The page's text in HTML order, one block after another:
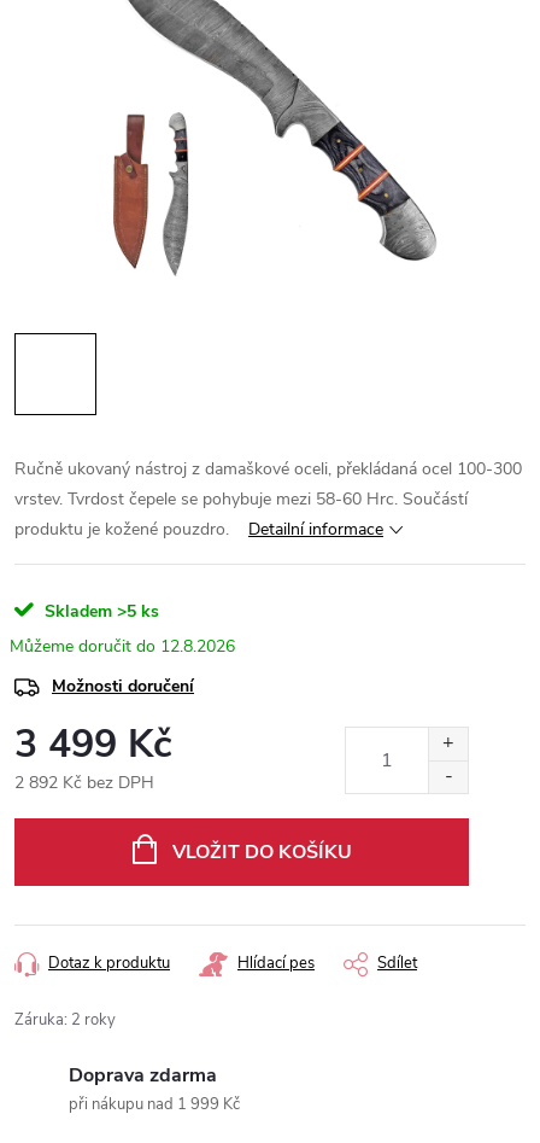
Ručně ukovaný nástroj z damaškové oceli, překládaná ocel 100-300
vrstev. Tvrdost čepele se pohybuje mezi 58-60 Hrc. Součástí
produktu je kožené pouzdro.
Detailní informace
Skladem >5 ks
12.8.2026
Možnosti doručení
3 499 Kč
2 892 Kč bez DPH
VLOŽIT DO KOŠÍKU
Dotaz k produktu Hlídací pes Sdílet
Záruka: 2 roky
Doprava zdarma
při nákupu nad 1 999 Kč